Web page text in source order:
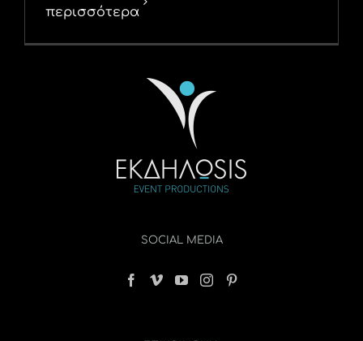
περισσότερα
SOCIAL MEDIA